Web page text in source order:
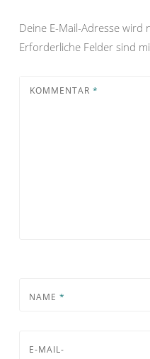
Deine E-Mail-Adresse wird
Erforderliche Felder sind
KOMMENTAR *
NAME *
E-MAIL-